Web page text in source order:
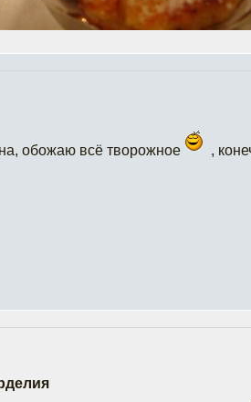
обожаю всё творожное ,